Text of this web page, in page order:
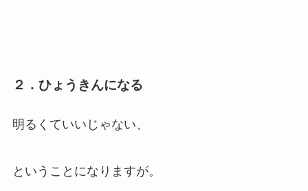
２．ひょうきんになる
明るくていいじゃない、
ということになりますが。